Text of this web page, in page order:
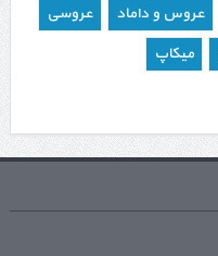
عروس و داماد
عروسی
میکاپ